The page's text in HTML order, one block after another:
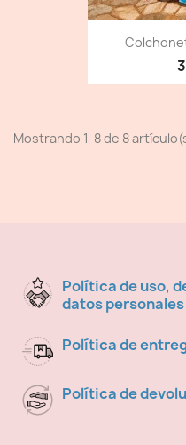
Mostrando 1-8 de 8
Política de uso,
datos personales
Política de
Política de